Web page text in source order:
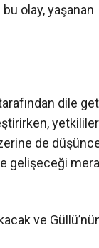
olay, yaşanan
dile
de
gelişeceği
ve